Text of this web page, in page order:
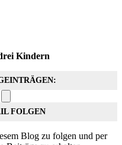
Kindern
FOLGEN
Blog zu folgen und per